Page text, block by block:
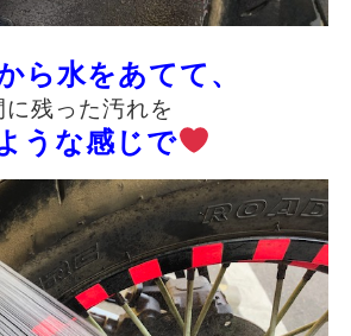
ら水をあてて、
残った汚れを
うな感じで